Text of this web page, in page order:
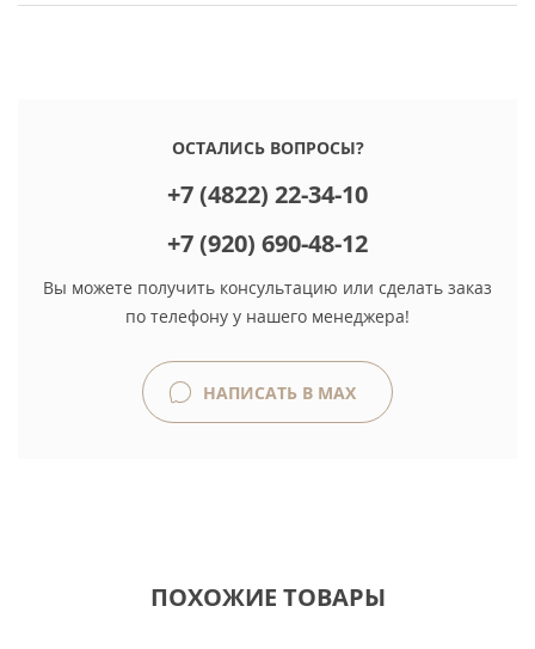
ОСТАЛИСЬ ВОПРОСЫ?
+7 (4822) 22-34-10
+7 (920) 690-48-12
Вы можете получить консультацию или сделать заказ
по телефону у нашего менеджера!
НАПИСАТЬ В MAX
ПОХОЖИЕ ТОВАРЫ